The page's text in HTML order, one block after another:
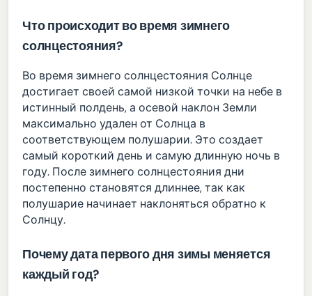
Что происходит во время зимнего
солнцестояния?
Во время зимнего солнцестояния Солнце
достигает своей самой низкой точки на небе в
истинный полдень, а осевой наклон Земли
максимально удален от Солнца в
соответствующем полушарии. Это создает
самый короткий день и самую длинную ночь в
году. После зимнего солнцестояния дни
постепенно становятся длиннее, так как
полушарие начинает наклоняться обратно к
Солнцу.
Почему дата первого дня зимы меняется
каждый год?